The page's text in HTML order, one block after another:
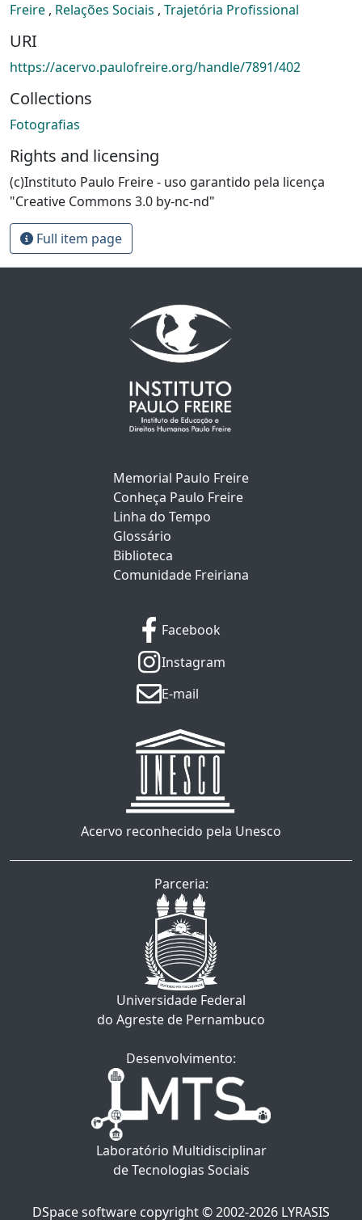
Freire , Relações Sociais , Trajetória Profissional
URI
https://acervo.paulofreire.org/handle/7891/402
Collections
Fotografias
Rights and licensing
(c)Instituto Paulo Freire - uso garantido pela licença
"Creative Commons 3.0 by-nc-nd"
Full item page
Memorial Paulo Freire
Conheça Paulo Freire
Linha do Tempo
Glossário
Biblioteca
Comunidade Freiriana
Facebook
Instagram
E-mail
Acervo reconhecido pela Unesco
Parceria:
Universidade Federal
do Agreste de Pernambuco
Desenvolvimento:
Laboratório Multidisciplinar
de Tecnologias Sociais
DSpace software copyright © 2002-2026 LYRASIS